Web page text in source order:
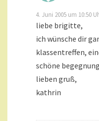
4. Juni 2005 um 10:50
liebe brigitte,
ich wünsche dir
klassentreffen,
schöne
lieben gruß,
kathrin